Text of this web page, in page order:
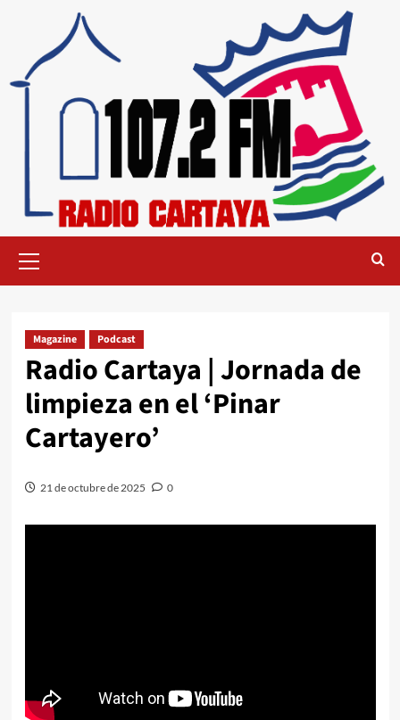
Magazine Podcast
Radio Cartaya | Jornada de
limpieza en el ‘Pinar
Cartayero’
21 de octubre de 2025 0